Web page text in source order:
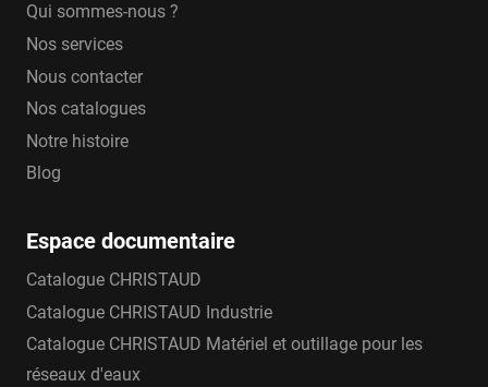
Qui sommes-nous ?
Nos services
Nous contacter
Nos catalogues
Notre histoire
Blog
Espace documentaire
Catalogue CHRISTAUD
Catalogue CHRISTAUD Industrie
Catalogue CHRISTAUD Matériel et outillage pour les
réseaux d'eaux